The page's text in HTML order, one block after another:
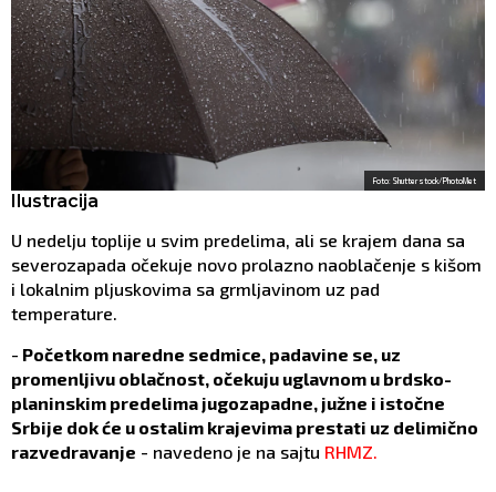
Foto: Shutterstock/PhotoMet
Ilustracija
U nedelјu toplije u svim predelima, ali se krajem dana sa
severozapada očekuje novo prolazno naoblačenje s kišom
i lokalnim plјuskovima sa grmlјavinom uz pad
temperature.
- Početkom naredne sedmice, padavine se, uz
promenlјivu oblačnost, očekuju uglavnom u brdsko-
planinskim predelima jugozapadne, južne i istočne
Srbije dok će u ostalim krajevima prestati uz delimično
razvedravanje - navedeno je na sajtu RHMZ.